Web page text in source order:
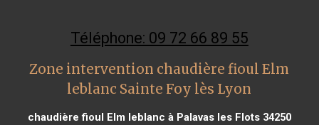
Téléphone: 09 72 66 89 55
Zone intervention chaudière fioul Elm
leblanc Sainte Foy lès Lyon
chaudière fioul Elm leblanc à Palavas les Flots 34250